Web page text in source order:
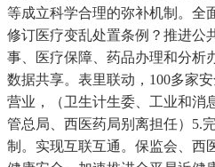
等成立科学合理的弥补机制。全
修订医疗变乱处置条例？推进公
事、医疗保障、药品办理和分析
数据共享。表里联动，100多家
营业，（卫生计生委、工业和消
管总局、西医药局别离担任）5.
制。实现互联互通。保监会、西